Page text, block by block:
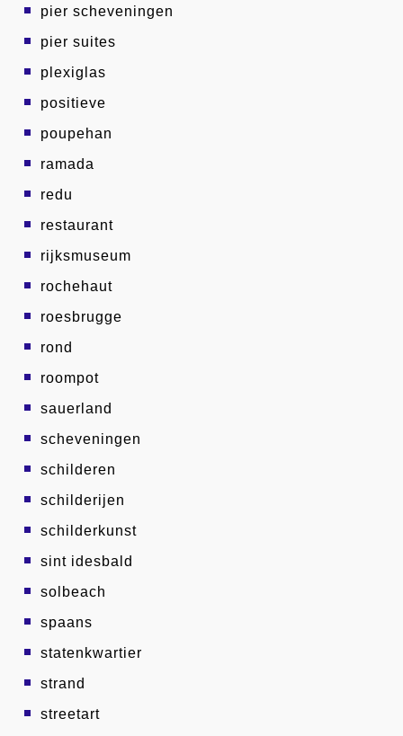
pier scheveningen
pier suites
plexiglas
positieve
poupehan
ramada
redu
restaurant
rijksmuseum
rochehaut
roesbrugge
rond
roompot
sauerland
scheveningen
schilderen
schilderijen
schilderkunst
sint idesbald
solbeach
spaans
statenkwartier
strand
streetart